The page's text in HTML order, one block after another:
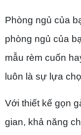
Phòng ngủ của
phòng ngủ của
mẫu rèm cuốn
luôn là sự lựa
Với thiết kế gọn
gian, khả năng